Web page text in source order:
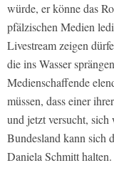
würde, er könne das
pfälzischen Medien
Livestream zeigen
die ins Wasser
Medienschaffende
müssen, dass einer
und jetzt versucht, sich
Bundesland kann sich
Daniela Schmitt halten.